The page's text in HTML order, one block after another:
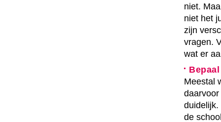
niet.
niet het
zijn
vragen.
wat er
Meestal
daarvoor
duidelijk.
de